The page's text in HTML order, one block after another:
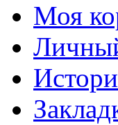
Моя